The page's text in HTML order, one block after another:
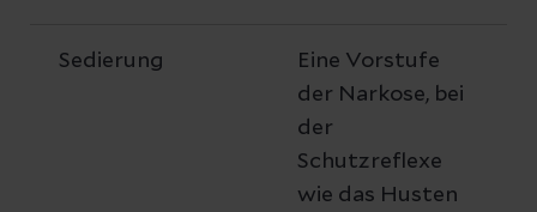
Sedierung
Eine Vorstufe
der Narkose, bei
der
Schutzreflexe
wie das Husten